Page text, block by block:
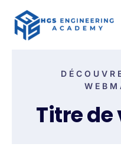
content
Titre de